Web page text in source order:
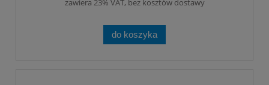
zawiera 23% VAT, bez kosztów dostawy
do koszyka